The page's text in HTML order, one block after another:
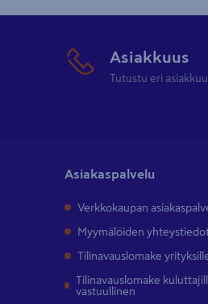
Asiakkuus
Tutustu eri
Asiakaspalvelu
Verkkokaupan
Myymälöiden
Tilinavauslomake
Tilinavauslomake
vastuullinen